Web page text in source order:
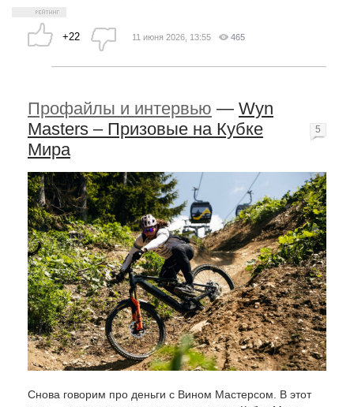
+22 11 июня 2026, 13:55 465
Профайлы и интервью — Wyn
Masters – Призовые на Кубке
Мира
Снова говорим про деньги с Вином Мастерсом. В этот
5